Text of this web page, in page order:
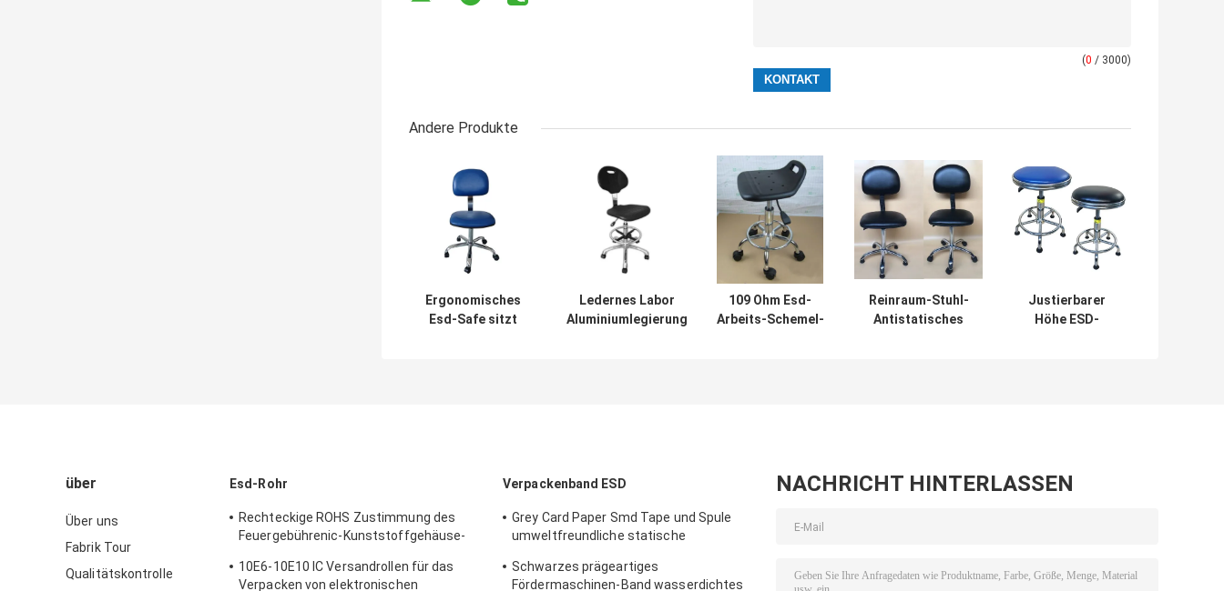
(0 / 3000)
Andere Produkte
Ergonomisches
Esd-Safe sitzt
Ledernes Labor
Aluminiumlegierung
109 Ohm Esd-
Arbeits-Schemel-
Reinraum-Stuhl-
Antistatisches
Justierbarer
Höhe ESD-
über
Über uns
Fabrik Tour
Qualitätskontrolle
Esd-Rohr
Rechteckige ROHS Zustimmung des
Feuergebührenic-Kunststoffgehäuse-
10E6-10E10 IC Versandrollen für das
Verpacken von elektronischen
Verpackenband ESD
Grey Card Paper Smd Tape und Spule
umweltfreundliche statische
Schwarzes prägeartiges
Fördermaschinen-Band wasserdichtes
NACHRICHT HINTERLASSEN